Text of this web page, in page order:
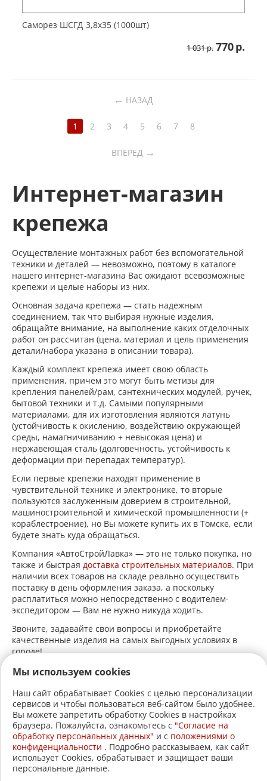
Саморез ШСГД 3,8х35 (1000шт)
1 031р. 770р.
← НАЗАД
1 2 3 4 5 6 7 8
ВПЕРЕД →
Интернет-магазин
крепежа
Осуществление монтажных работ без вспомогательной
техники и деталей — невозможно, поэтому в каталоге
нашего интернет-магазина Вас ожидают всевозможные
крепежи и целые наборы из них.
Основная задача крепежа — стать надежным
соединением, так что выбирая нужные изделия,
обращайте внимание, на выполнение каких отделочных
работ он рассчитан (цена, материал и цель применения
детали/набора указана в описании товара).
Каждый комплект крепежа имеет свою область
применения, причем это могут быть метизы для
крепления панелей/рам, сантехнических модулей, ручек,
бытовой техники и т.д. Самыми популярными
материалами, для их изготовления являются латунь
(устойчивость к окислению, воздействию окружающей
среды, намагничиванию + невысокая цена) и
нержавеющая сталь (долговечность, устойчивость к
деформации при перепадах температур).
Если первые крепежи находят применение в
чувствительной технике и электронике, то вторые
пользуются заслуженным доверием в строительной,
машиностроительной и химической промышленности (+
кораблестроение), но Вы можете купить их в Томске, если
будете знать куда обращаться.
Компания «АвтоСтройЛавка» — это не только покупка, но
также и быстрая доставка строительных материалов. При
наличии всех товаров на складе реально осуществить
поставку в день оформления заказа, а поскольку
расплатиться можно непосредственно с водителем-
экспедитором — Вам не нужно никуда ходить.
Звоните, задавайте свои вопросы и приобретайте
качественные изделия на самых выгодных условиях в
городе!
+7 (3822)22-17-60
+7 (3822)21-30-30
2005-2026 © АвтоСтройЛавка.
Меню
Мы используем cookies
Наш сайт обрабатывает Cookies с целью персонализации
сервисов и чтобы пользоваться веб-сайтом было удобнее.
Вы можете запретить обработку Cookies в настройках
браузера. Пожалуйста, ознакомьтесь с "Согласие на
обработку персональных данных" и c положениями о
конфиденциальности . Подробно рассказываем, как сайт
использует Cookies, обрабатывает и защищает ваши
персональные данные.